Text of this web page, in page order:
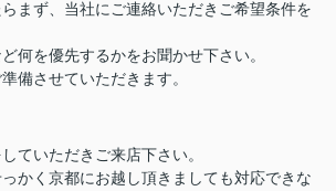
まず、当社にご連絡いただきご希望条件を
何を優先するかをお聞かせ下さい。
備させていただきます。
ていただきご来店下さい。
かく京都にお越し頂きましても対応できな